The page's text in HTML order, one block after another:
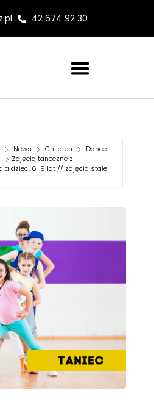
42 674 92 30
News Children
Dance
Zajęcia taneczne z
dzieci 6-9 lat // zajęcia stałe